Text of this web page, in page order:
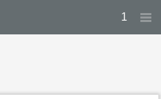
1